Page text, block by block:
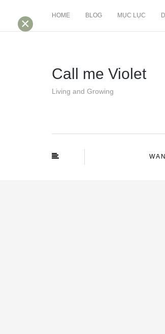
HOME BLOG MỤC LỤC
Call me Violet
Living and Growing
×